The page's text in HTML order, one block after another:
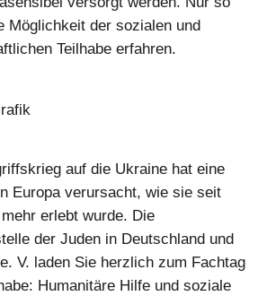
Möglichkeit der sozialen und
Teilhabe erfahren.
auf die Ukraine hat eine
Europa verursacht, wie sie seit
erlebt wurde. Die
der Juden in Deutschland und
V. laden Sie herzlich zum Fachtag
Humanitäre Hilfe und soziale